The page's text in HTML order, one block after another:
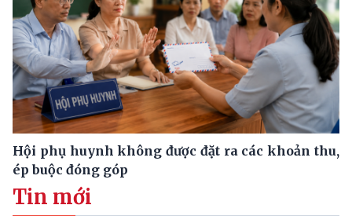
Hội phụ huynh không được đặt ra các khoản thu,
ép buộc đóng góp
Tin mới